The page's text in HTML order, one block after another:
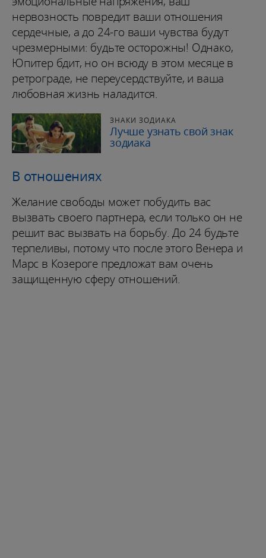
нервозность повредит ваши отношения
сердечные, а до 24-го ваши чувства будут
чрезмерными: будьте осторожны! Однако,
Юпитер бдит, но он всюду в этом месяце в
ретрограде, не переусердствуйте, и ваша
любовная жизнь наладится.
ЗНАКИ ЗОДИАКА
Лучше узнать свой знак
зодиака
В отношениях
Желание свободы может побудить вас
вызвать своего партнера, если только он не
решит вас вызвать на борьбу. До 24 будьте
терпеливы, потому что после этого Венера и
Марс в Козероге предложат вам очень
защищенную сферу отношений.